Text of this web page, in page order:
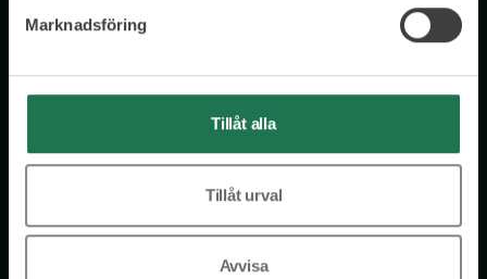
Marknadsföring
Tillåt alla
Tillåt urval
Avvisa
Tel: 076 231 77 14
Kontakta oss
Få tillgång till kostnadsfria insikter från våra olika kloka
rådgivare – direkt i din inkorg.